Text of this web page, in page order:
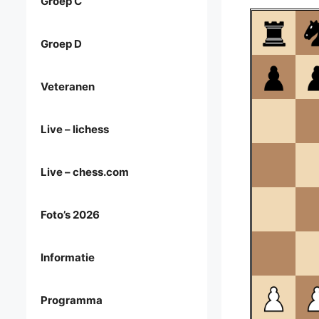
Groep D
Veteranen
Live – lichess
Live – chess.com
Foto’s 2026
Informatie
Programma